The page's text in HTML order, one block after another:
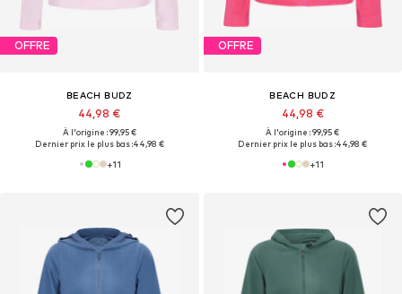
OFFRE
BEACH BUDZ
44,98 €
À l'origine : 99,95 €
Dernier prix le plus bas :44,98 €
+11
OFFRE
BEACH BUDZ
44,98 €
À l'origine : 99,95 €
Dernier prix le plus bas :44,98 €
+11